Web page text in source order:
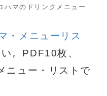
ハマのドリンクメニュー
・メニューリス
。PDF10枚、
ニュー・リストで